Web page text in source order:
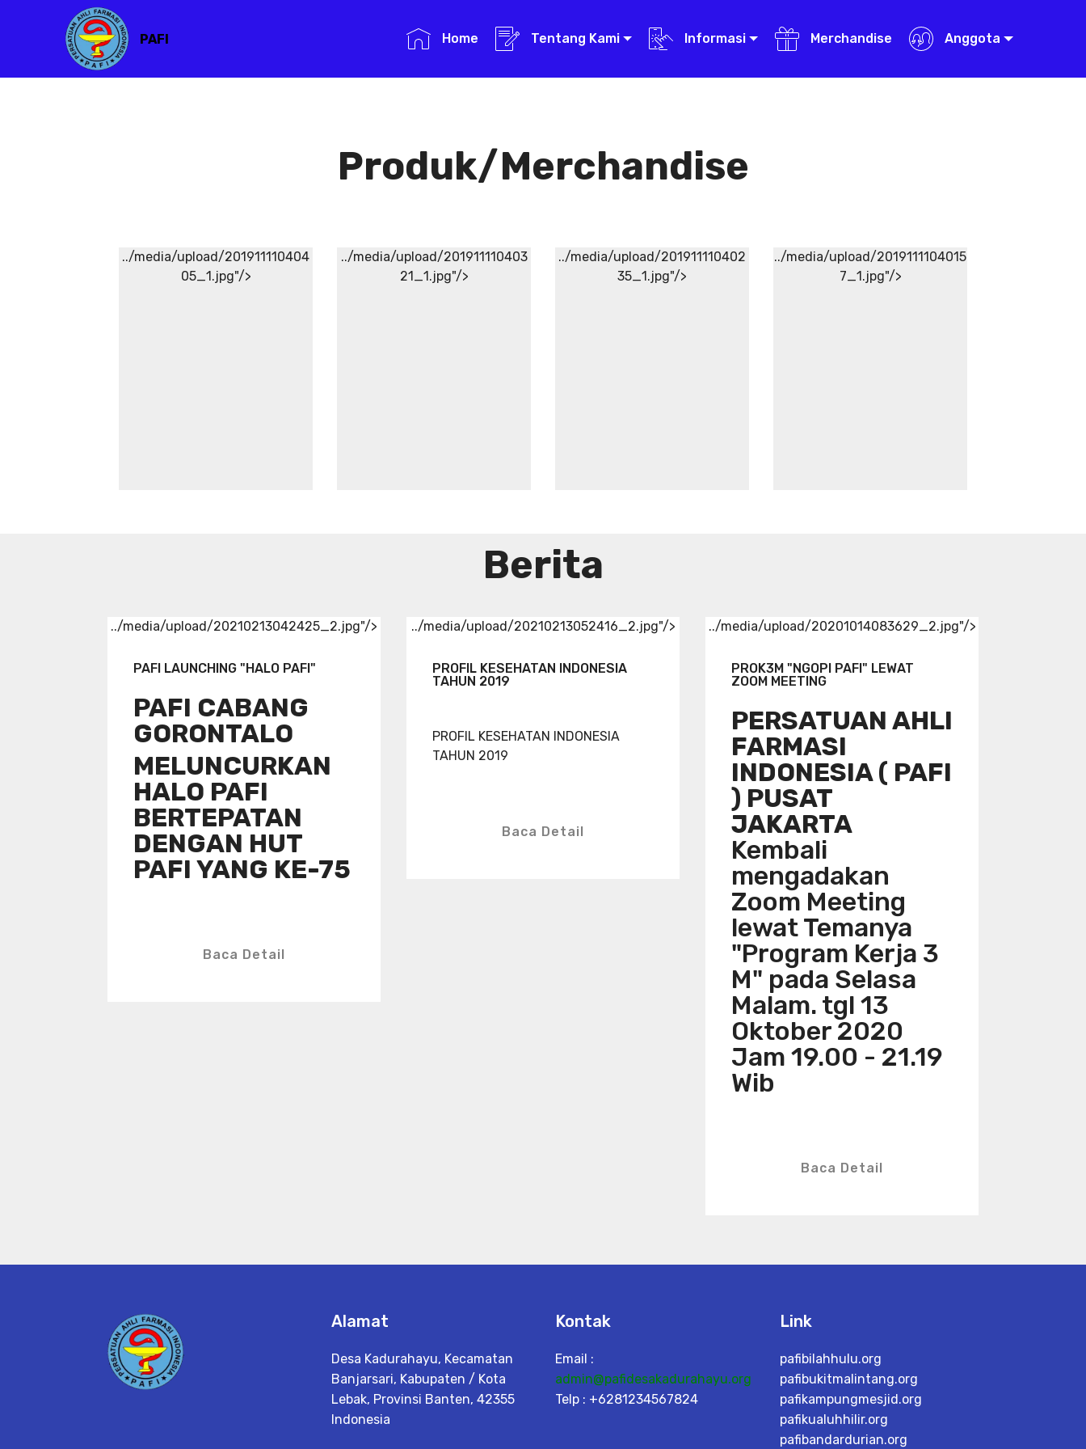
PAFI Home Tentang Kami Informasi Merchandise Anggota
Produk/Merchandise
../media/upload/201911110404
05_1.jpg"/>
Atribut PAFI
../media/upload/201911110403
21_1.jpg"/>
Aneka Topi PAFI
../media/upload/201911110402
35_1.jpg"/>
Aneka Sirup
../media/upload/2019111104015
7_1.jpg"/>
Aneka Sambal
Berita
../media/upload/20210213042425_2.jpg"/>
PAFI LAUNCHING "HALO PAFI"
PAFI CABANG
GORONTALO
MELUNCURKAN
HALO PAFI
BERTEPATAN
DENGAN HUT
PAFI YANG KE-75
Baca Detail
../media/upload/20210213052416_2.jpg"/>
PROFIL KESEHATAN INDONESIA
TAHUN 2019
PROFIL KESEHATAN INDONESIA
TAHUN 2019
Baca Detail
../media/upload/20201014083629_2.jpg"/>
PROK3M "NGOPI PAFI" LEWAT
ZOOM MEETING
PERSATUAN AHLI
FARMASI
INDONESIA ( PAFI
) PUSAT
JAKARTA
Kembali
mengadakan
Zoom Meeting
lewat Temanya
"Program Kerja 3
M" pada Selasa
Malam. tgl 13
Oktober 2020
Jam 19.00 - 21.19
Wib
Baca Detail
Alamat
Desa Kadurahayu, Kecamatan
Banjarsari, Kabupaten / Kota
Lebak, Provinsi Banten, 42355
Indonesia
Kontak
Email :
admin@pafidesakadurahayu.org
Telp : +6281234567824
Link
pafibilahhulu.org
pafibukitmalintang.org
pafikampungmesjid.org
pafikualuhhilir.org
pafibandardurian.org